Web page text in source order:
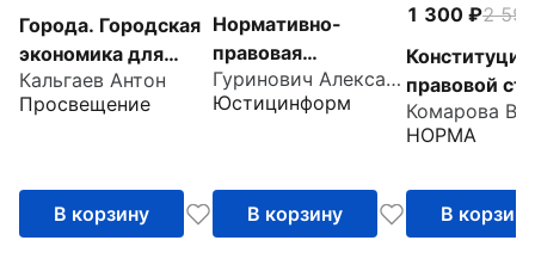
Города. Городская
экономика для
практиков
Кальгаев Антон
Просвещение
В корзину
Нормативно-
правовая
регламентация
бюджетного
Гуринович Александр Георгиевич
Юстицинформ
В корзину
1 300
2 599
правовой
России.
пособие
НОРМА
В корзину